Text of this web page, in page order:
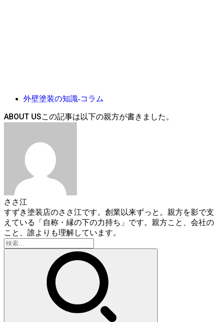
外壁塗装の知識-コラム
ABOUT US
ささ江
すずき塗装店のささ江です。創業以来ずっと。親方を影で支
えている「自称・縁の下の力持ち」です。親方こと、会社の
こと、誰よりも理解しています。
検
索: